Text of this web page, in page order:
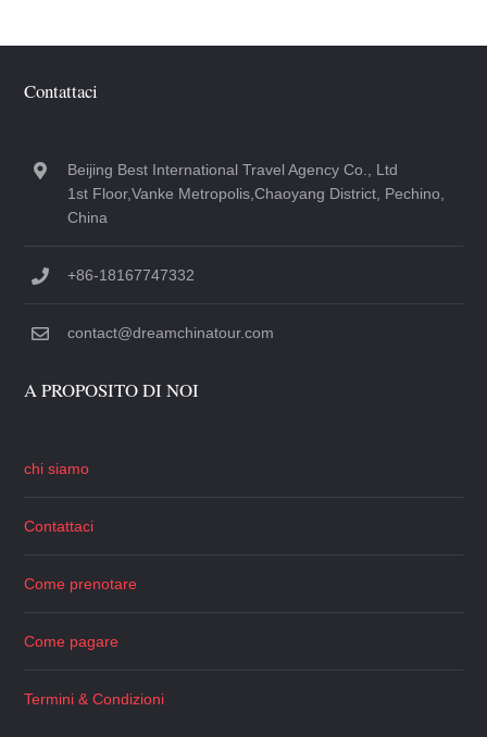
Contattaci
Beijing Best International Travel Agency Co., Ltd
1st Floor,Vanke Metropolis,Chaoyang District, Pechino,
China
+86-18167747332
contact@dreamchinatour.com
A PROPOSITO DI NOI
chi siamo
Contattaci
Come prenotare
Come pagare
Termini & Condizioni